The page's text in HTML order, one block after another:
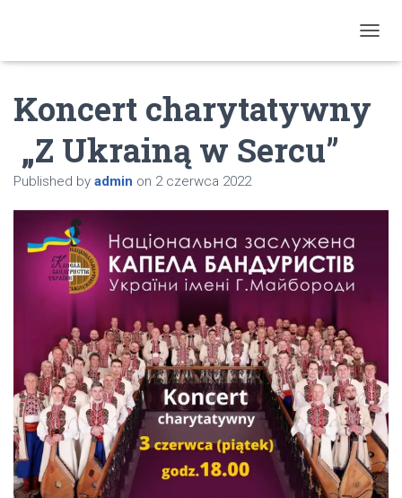
O
G
Koncert charytatywny
„Z Ukrainą w Sercu”
Published by admin on 2 czerwca 2022